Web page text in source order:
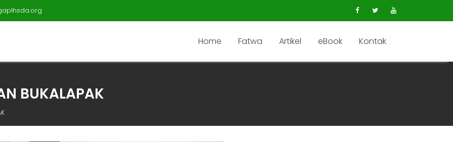
Home Fatwa Artikel eBook Kontak
BUKALAPAK